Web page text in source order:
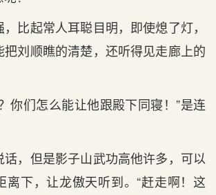
比起常人耳聪目明，即使熄了灯，
刘顺瞧的清楚，还听得见走廊上的
你们怎么能让他跟殿下同寝！”是连
，但是影子山武功高他许多，可以
离下，让龙傲天听到。“赶走啊！这